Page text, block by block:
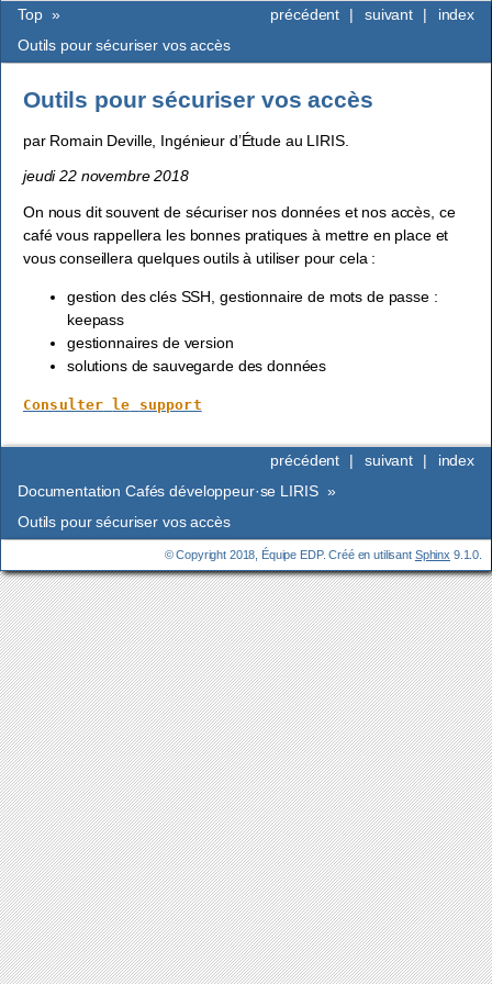
index
suivant |
précédent |
Top »
Outils pour sécuriser vos accès
Outils pour sécuriser vos accès
par Romain Deville, Ingénieur d’Étude au LIRIS.
jeudi 22 novembre 2018
On nous dit souvent de sécuriser nos données et nos accès, ce
café vous rappellera les bonnes pratiques à mettre en place et
vous conseillera quelques outils à utiliser pour cela :
gestion des clés SSH, gestionnaire de mots de passe :
keepass
gestionnaires de version
solutions de sauvegarde des données
Consulter le support
index
suivant |
précédent
|
Documentation Cafés développeur·se LIRIS »
Outils pour sécuriser vos accès
© Copyright 2018, Équipe EDP. Créé en utilisant Sphinx 9.1.0.